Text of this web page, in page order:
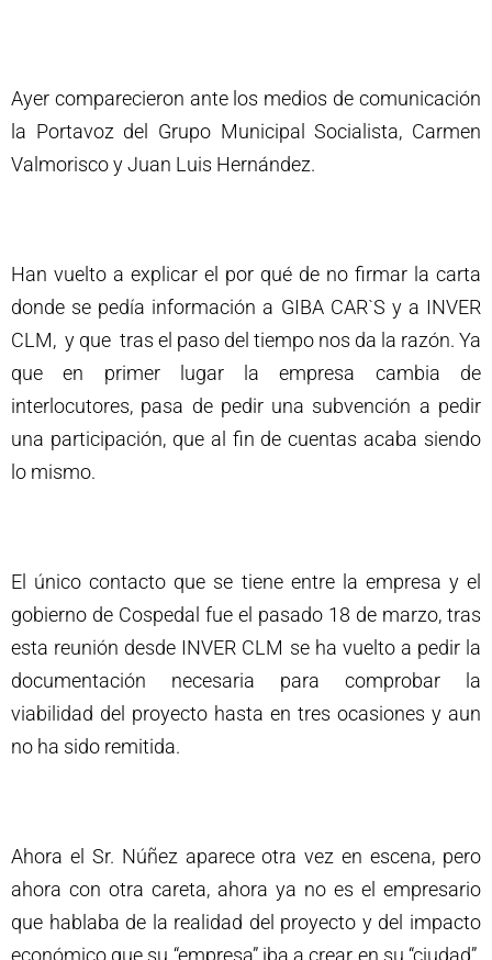
Ayer comparecieron ante los medios de comunicación
la Portavoz del Grupo Municipal Socialista, Carmen
Valmorisco y Juan Luis Hernández.
Han vuelto a explicar el por qué de no firmar la carta
donde se pedía información a GIBA CAR`S y a INVER
CLM, y que tras el paso del tiempo nos da la razón. Ya
que en primer lugar la empresa cambia de
interlocutores, pasa de pedir una subvención a pedir
una participación, que al fin de cuentas acaba siendo
lo mismo.
El único contacto que se tiene entre la empresa y el
gobierno de Cospedal fue el pasado 18 de marzo, tras
esta reunión desde INVER CLM se ha vuelto a pedir la
documentación necesaria para comprobar la
viabilidad del proyecto hasta en tres ocasiones y aun
no ha sido remitida.
Ahora el Sr. Núñez aparece otra vez en escena, pero
ahora con otra careta, ahora ya no es el empresario
que hablaba de la realidad del proyecto y del impacto